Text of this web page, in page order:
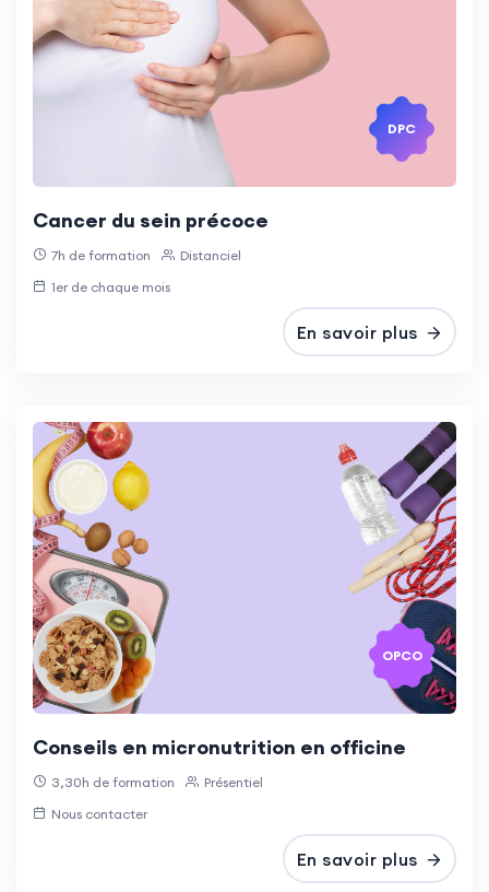
DPC
Cancer du sein précoce
7h de formation
Distanciel
1er de chaque mois
En savoir plus
OPCO
Conseils en micronutrition en officine
3,30h de formation
Présentiel
Nous contacter
En savoir plus